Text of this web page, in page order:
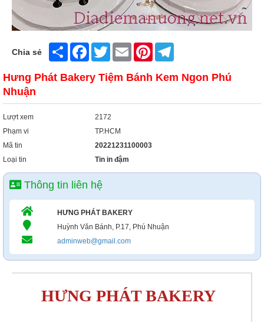
Chia sẻ Share FacebookTwitter Email Pinterest
Hưng Phát Bakery Tiệm Bánh Kem Ngon Phú
Nhuận
Lượt xem
2172
Phạm vi
TP.HCM
Mã tin
20221231100003
Loại tin
Tin in đậm
Thông tin liên hệ
HƯNG PHÁT BAKERY
Huỳnh Văn Bánh, P.17, Phú Nhuận
adminweb@gmail.com
HƯNG PHÁT BAKERY